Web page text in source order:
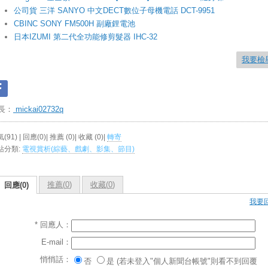
公司貨 三洋 SANYO 中文DECT數位子母機電話 DCT-9951
CBINC SONY FM500H 副廠鋰電池
日本IZUMI 第二代全功能修剪髮器 IHC-32
我要檢
： mickai02732q
(91) | 回應(0)| 推薦 (0)| 收藏 (0)| 轉寄
分類: 電視賞析(綜藝、戲劇、影集、節目)
回應(0) 推薦(0) 收藏(0)
我要
* 回應人：
E-mail：
悄悄話：
否
是 (若未登入"個人新聞台帳號"則看不到回覆